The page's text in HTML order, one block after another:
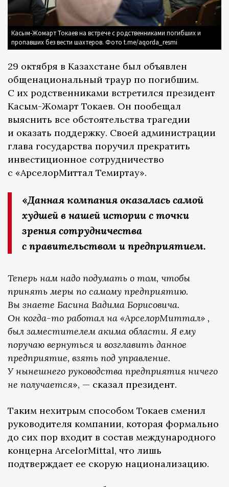
Касым-Жомарт Токаев на встрече с родственниками погибших и
пропавших без вести шахтеров. Фото t.me/aqorda_resmi
29 октября в Казахстане был объявлен
общенациональный траур по погибшим.
С их родственниками встретился президент
Касым-Жомарт Токаев. Он пообещал
выяснить все обстоятельства трагедии
и оказать поддержку. Своей администрации
глава государства поручил прекратить
инвестиционное сотрудничество
с «АрселорМиттал Темиртау».
«Данная компания оказалась самой
худшей в нашей истории с точки
зрения сотрудничества
с правительством и предприятием.
Теперь нам надо подумать о том, чтобы
принять меры по самому предприятию.
Вы знаете Басина Вадима Борисовича.
Он когда-то работал на «АрселорМиттал» ,
был заместителем акима области. Я ему
поручаю вернуться и возглавить данное
предприятие, взять под управление.
У нынешнего руководства предприятия ничего
не получается», — сказал президент.
Таким нехитрым способом Токаев сменил
руководителя компании, которая формально
до сих пор входит в состав международного
концерна ArcelorMittal, что лишь
подтверждает ее скорую национализацию.